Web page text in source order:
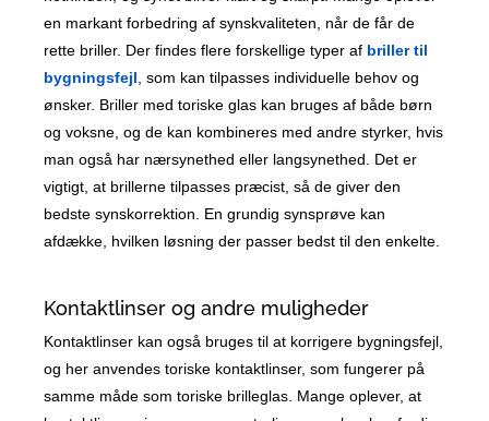
en markant forbedring af synskvaliteten, når de får de
rette briller. Der findes flere forskellige typer af briller til
bygningsfejl, som kan tilpasses individuelle behov og
ønsker. Briller med toriske glas kan bruges af både børn
og voksne, og de kan kombineres med andre styrker, hvis
man også har nærsynethed eller langsynethed. Det er
vigtigt, at brillerne tilpasses præcist, så de giver den
bedste synskorrektion. En grundig synsprøve kan
afdække, hvilken løsning der passer bedst til den enkelte.
Kontaktlinser og andre muligheder
Kontaktlinser kan også bruges til at korrigere bygningsfejl,
og her anvendes toriske kontaktlinser, som fungerer på
samme måde som toriske brilleglas. Mange oplever, at